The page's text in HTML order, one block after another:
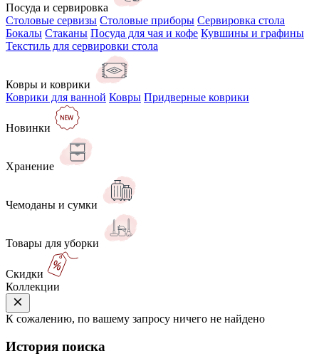
Посуда и сервировка
Столовые сервизы Столовые приборы Сервировка стола
Бокалы Стаканы Посуда для чая и кофе Кувшины и графины
Текстиль для сервировки стола
Ковры и коврики
Коврики для ванной Ковры Придверные коврики
Новинки
Хранение
Чемоданы и сумки
Товары для уборки
Скидки
Коллекции
К сожалению, по вашему запросу ничего не найдено
История поиска